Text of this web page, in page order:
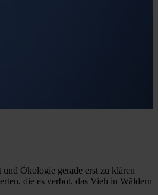
Ökologie gerade erst zu klären
die es verbot, das Vieh in Wäldern